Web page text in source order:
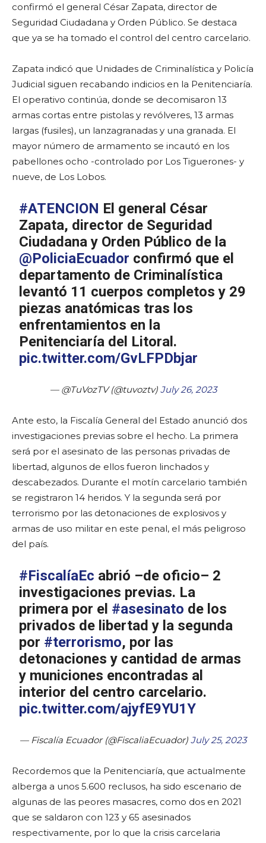
confirmó el general César Zapata, director de
Seguridad Ciudadana y Orden Público. Se destaca
que ya se ha tomado el control del centro carcelario.
Zapata indicó que Unidades de Criminalística y Policía
Judicial siguen recabando indicios en la Penitenciaría.
El operativo continúa, donde se decomisaron 13
armas cortas entre pistolas y revólveres, 13 armas
largas (fusiles), un lanzagranadas y una granada. El
mayor número de armamento se incautó en los
pabellones ocho -controlado por Los Tiguerones- y
nueve, de Los Lobos.
#ATENCION El general César
Zapata, director de Seguridad
Ciudadana y Orden Público de la
@PoliciaEcuador confirmó que el
departamento de Criminalística
levantó 11 cuerpos completos y 29
piezas anatómicas tras los
enfrentamientos en la
Penitenciaría del Litoral.
pic.twitter.com/GvLFPDbjar
— @TuVozTV (@tuvoztv) July 26, 2023
Ante esto, la Fiscalía General del Estado anunció dos
investigaciones previas sobre el hecho. La primera
será por el asesinato de las personas privadas de
libertad, algunos de ellos fueron linchados y
descabezados. Durante el motín carcelario también
se registraron 14 heridos. Y la segunda será por
terrorismo por las detonaciones de explosivos y
armas de uso militar en este penal, el más peligroso
del país.
#FiscalíaEc abrió –de oficio– 2
investigaciones previas. La
primera por el #asesinato de los
privados de libertad y la segunda
por #terrorismo, por las
detonaciones y cantidad de armas
y municiones encontradas al
interior del centro carcelario.
pic.twitter.com/ajyfE9YU1Y
— Fiscalía Ecuador (@FiscaliaEcuador) July 25, 2023
Recordemos que la Penitenciaría, que actualmente
alberga a unos 5.600 reclusos, ha sido escenario de
algunas de las peores masacres, como dos en 2021
que se saldaron con 123 y 65 asesinados
respectivamente, por lo que la crisis carcelaria